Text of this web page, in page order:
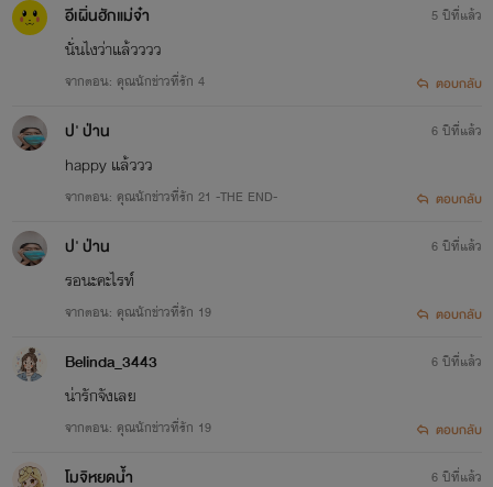
อีเผิ่นฮักแม่จ๋า
นั่นไงว่าแล้วววว
จากตอน: คุณนักข่าวที่รัก 4
5 ปีที่แล้ว
ตอบกลับ
ป' ป่าน
happy แล้ววว
จากตอน: คุณนักข่าวที่รัก 21 -THE END-
6 ปีที่แล้ว
ตอบกลับ
ป' ป่าน
รอนะคะไรท์
จากตอน: คุณนักข่าวที่รัก 19
6 ปีที่แล้ว
ตอบกลับ
Belinda_3443
น่ารักจังเลย
จากตอน: คุณนักข่าวที่รัก 19
6 ปีที่แล้ว
ตอบกลับ
โมจิหยดน้ำ 6 ปีที่แล้ว